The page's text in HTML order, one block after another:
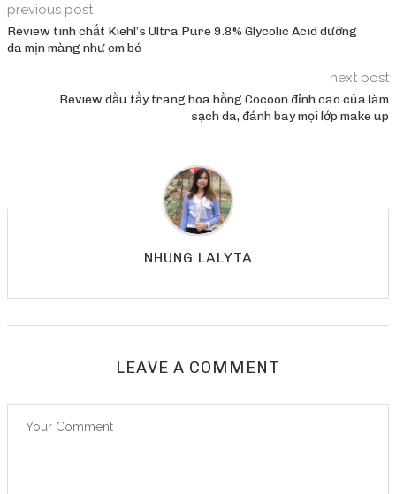
previous post
Review tinh chất Kiehl’s Ultra Pure 9.8% Glycolic Acid dưỡng
da mịn màng như em bé
next post
Review dầu tẩy trang hoa hồng Cocoon đỉnh cao của làm
sạch da, đánh bay mọi lớp make up
NHUNG LALYTA
LEAVE A COMMENT